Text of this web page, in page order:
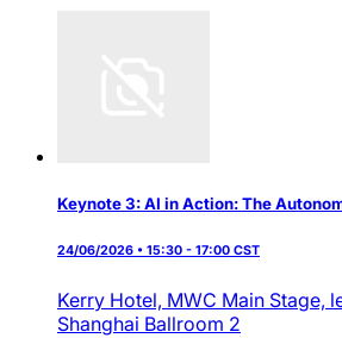
Keynote 3: AI in Action: The
24/06/2026 • 15:30 - 17:00 CST
Kerry Hotel, MWC Main Stage,
Shanghai Ballroom 2